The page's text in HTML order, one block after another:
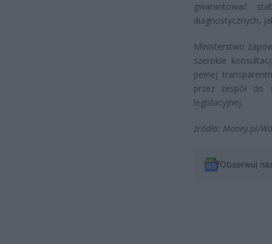
gwarantować
diagnostycznych,
Ministerstwo
szerokie
pełnej
przez zespół do
legislacyjnej.
źródło: Money.pl/
Obserwuj